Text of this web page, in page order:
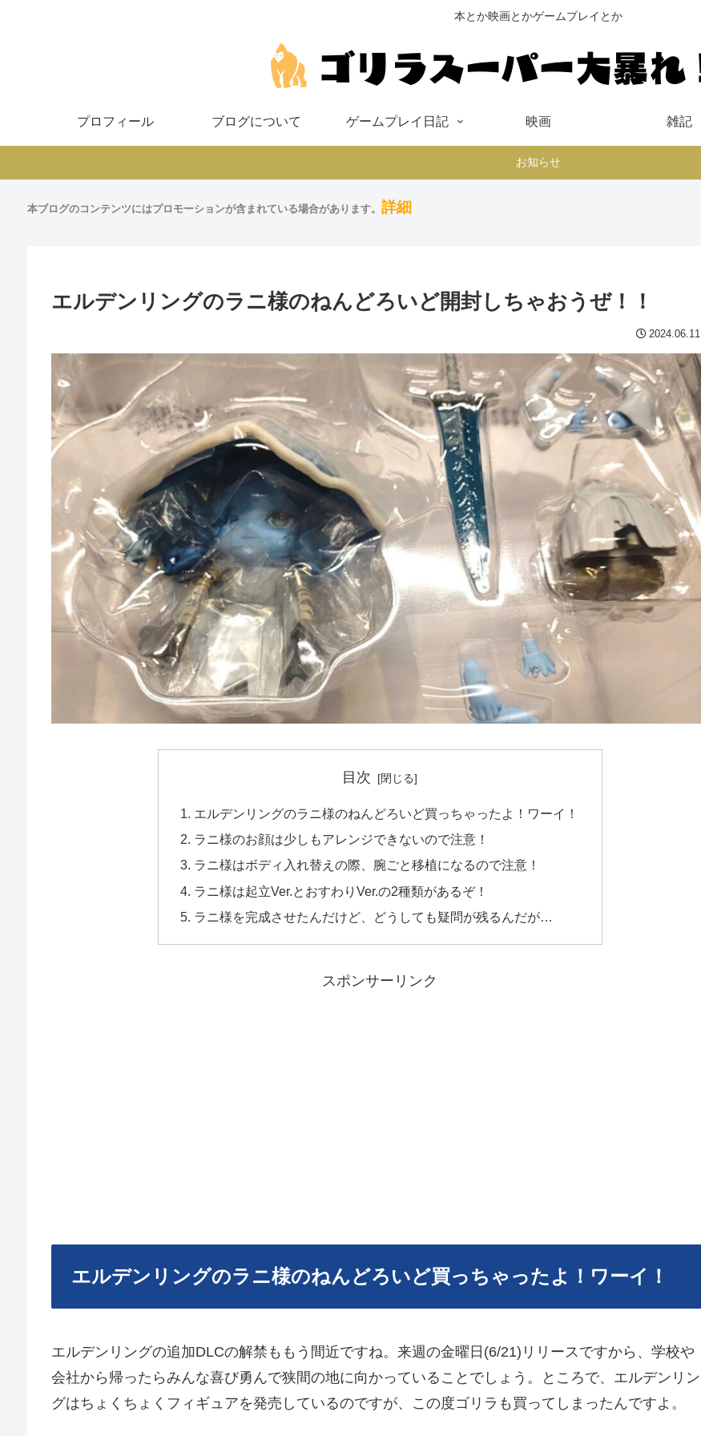
本とか映画とかゲームプレイとか
プロフィール ブログについて ゲームプレイ日記 映画 雑記
お知らせ
本ブログのコンテンツにはプロモーションが含まれている場合があります。 詳細
エルデンリングのラニ様のねんどろいど開封しちゃおうぜ！！
2024.06.11
目次
エルデンリングのラニ様のねんどろいど買っちゃったよ！ワーイ！
ラニ様のお顔は少しもアレンジできないので注意！
ラニ様はボディ入れ替えの際、腕ごと移植になるので注意！
ラニ様は起立Ver.とおすわりVer.の2種類があるぞ！
ラニ様を完成させたんだけど、どうしても疑問が残るんだが…
スポンサーリンク
エルデンリングのラニ様のねんどろいど買っちゃったよ！ワーイ！
エルデンリングの追加DLCの解禁ももう間近ですね。来週の金曜日(6/21)リリースですから、学校や
会社から帰ったらみんな喜び勇んで狭間の地に向かっていることでしょう。ところで、エルデンリン
グはちょくちょくフィギュアを発売しているのですが、この度ゴリラも買ってしまったんですよ。